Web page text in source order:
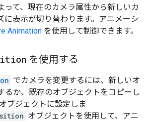
って、現在のカメラ属性から新しいカ
に表示が切り替わります。アニメーシ
Animation を使用して制御できます。
を使用する
でカメラを変更するには、新しいオ
るか、既存のオブジェクトをコピーし
オブジェクトに設定しま
オブジェクトを使用して、アニ